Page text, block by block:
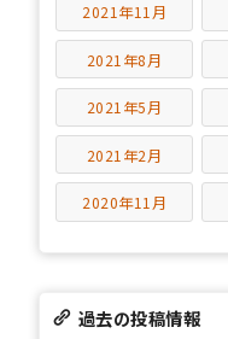
2021年11月
2021年8月
2021年5月
2021年2月
2020年11月
過去の投稿情報